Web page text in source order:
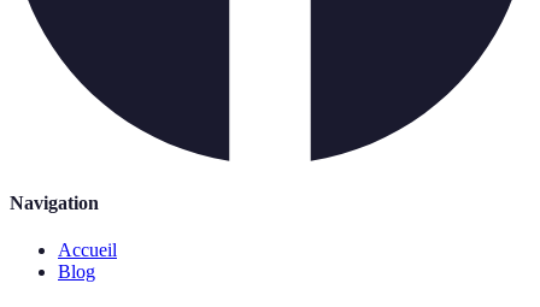
Navigation
Accueil
Blog